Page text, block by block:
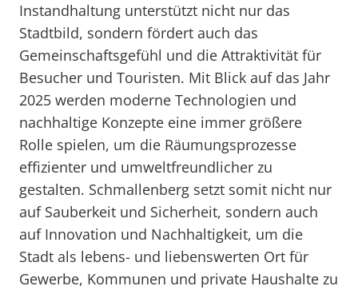
Instandhaltung unterstützt nicht nur das
Stadtbild, sondern fördert auch das
Gemeinschaftsgefühl und die Attraktivität für
Besucher und Touristen. Mit Blick auf das Jahr
2025 werden moderne Technologien und
nachhaltige Konzepte eine immer größere
Rolle spielen, um die Räumungsprozesse
effizienter und umweltfreundlicher zu
gestalten. Schmallenberg setzt somit nicht nur
auf Sauberkeit und Sicherheit, sondern auch
auf Innovation und Nachhaltigkeit, um die
Stadt als lebens- und liebenswerten Ort für
Gewerbe, Kommunen und private Haushalte zu